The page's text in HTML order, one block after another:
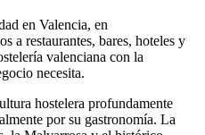
en Valencia, en
a restaurantes, bares, hoteles y
valenciana con la
necesita.
hostelera profundamente
por su gastronomía. La